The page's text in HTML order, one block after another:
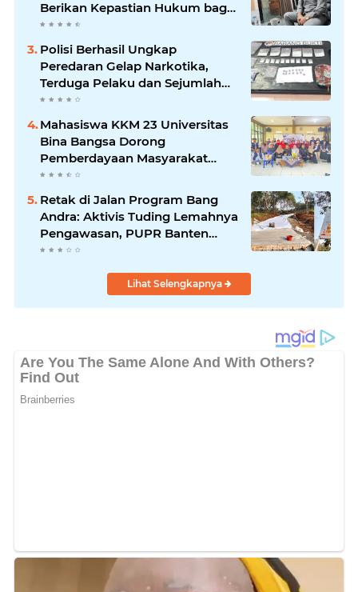
Berikan Kepastian Hukum bagi
Masyarakat dan Pelaku Usaha
Polisi Berhasil Ungkap
Peredaran Gelap Narkotika,
Terduga Pelaku dan Sejumlah
Barang Bukti Diamankan
Mahasiswa KKM 23 Universitas
Bina Bangsa Dorong
Pemberdayaan Masyarakat
melalui Seminar di Desa
Retak di Jalan Program Bang
Andra: Aktivis Tuding Lemahnya
Pengawasan, PUPR Banten
Masih Slow Respon
Lihat Selengkapnya